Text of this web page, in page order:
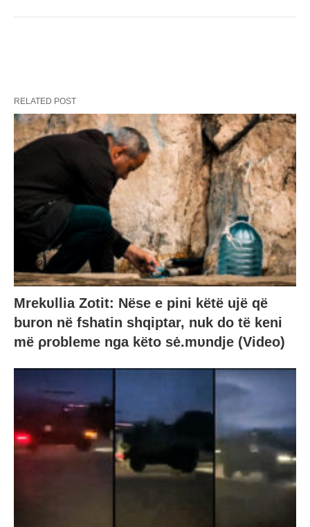
RELATED POST
Mrekυllia Zotit: Nëse e pini këtë ujë që
buron në fshatin shqiptar, nuk do të keni
më ρrobleme nga këto sė.mυndje (Video)